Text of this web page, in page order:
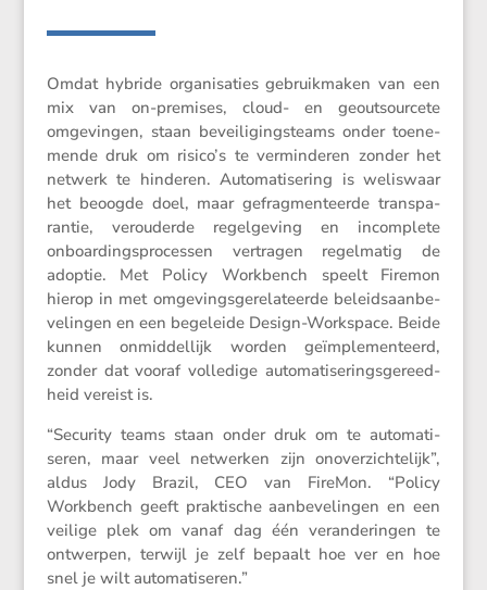
Omdat hybride organi­sa­ties gebruik­maken van een
mix van on-premises, cloud- en geoutsour­cete
omgevingen, staan bevei­li­gings­teams onder toene­
mende druk om risico’s te vermin­deren zonder het
netwerk te hinderen. Automa­ti­se­ring is welis­waar
het beoogde doel, maar gefrag­men­teerde trans­pa­
rantie, verou­derde regel­ge­ving en incom­plete
onboar­dings­pro­cessen vertragen regel­matig de
adoptie. Met Policy Workbench speelt Firemon
hierop in met omgevings­ge­re­la­teerde beleids­aan­be­
ve­lingen en een begeleide Design-Workspace. Beide
kunnen onmid­del­lijk worden geïmple­men­teerd,
zonder dat vooraf volle­dige automa­ti­se­rings­ge­reed­
heid vereist is.
“Security teams staan onder druk om te automa­ti­
seren, maar veel netwerken zijn onover­zich­te­lijk”,
aldus Jody Brazil, CEO van FireMon. “Policy
Workbench geeft prakti­sche aanbe­ve­lingen en een
veilige plek om vanaf dag één veran­de­ringen te
ontwerpen, terwijl je zelf bepaalt hoe ver en hoe
snel je wilt automatiseren.”